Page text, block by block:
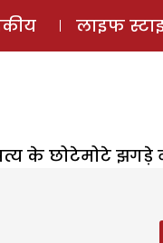
लाइफ
के छोटेमोटे